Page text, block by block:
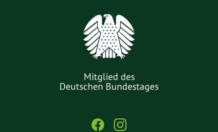
Mitglied des
Deutschen Bundestages